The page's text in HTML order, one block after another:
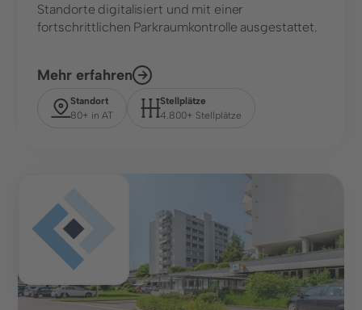
Standorte digitalisiert und mit einer
fortschrittlichen Parkraumkontrolle ausgestattet.
Mehr erfahren
Standort
80+ in AT
Stellplätze
4.800+ Stellplätze
Center